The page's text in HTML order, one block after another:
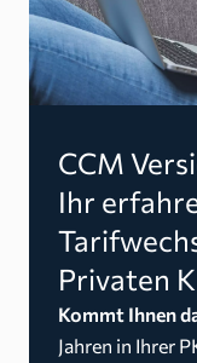
CCM
Ihr
Privaten
Kommt Ihnen
Jahren in Ihrer